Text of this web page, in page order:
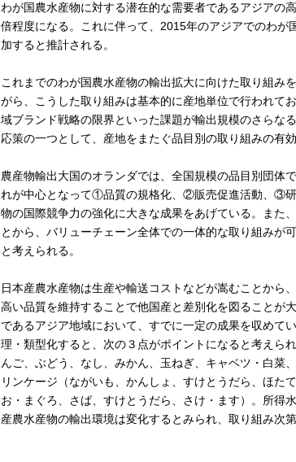
わが国農水産物に対する潜在的な需要者であるアジアの
倍程度になる。これに伴って、2015年のアジアでのわ
加すると推計される。
これまでのわが国農水産物の輸出拡大に向けた取り組み
がら、こうした取り組みは基本的に産地単位で行われ
域ブランド戦略の限界といった課題が輸出規模のさらな
応策の一つとして、産地をまたぐ品目別の取り組みの有
農産物輸出大国のオランダでは、全国規模の品目別団体
れが中心となって①品質の規格化、②販売促進活動、③
物の国際競争力の強化に大きな成果をあげている。また
とから、バリューチェーン全体での一体的な取り組みが
と考えられる。
日本産農水産物は生産や輸送コストなどが嵩むことから
高い品質を維持することで他国産と差別化を図ることが
であるアジア地域において、すでに一定の成果を収めて
理・類型化すると、次の３点がポイントになると考えら
んご、ぶどう、なし、みかん、玉ねぎ、キャベツ・白
リンケージ（ながいも、かんしょ、すけとうだら、ほ
お・まぐろ、さば、すけとうだら、さけ・ます）。所得
産農水産物の輸出環境は変化するとみられ、取り組み次